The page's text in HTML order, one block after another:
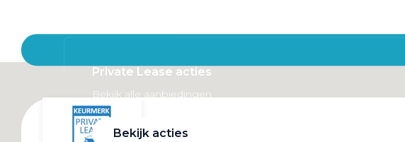
Private Lease acties
Bekijk alle aanbiedingen
Bekijk acties